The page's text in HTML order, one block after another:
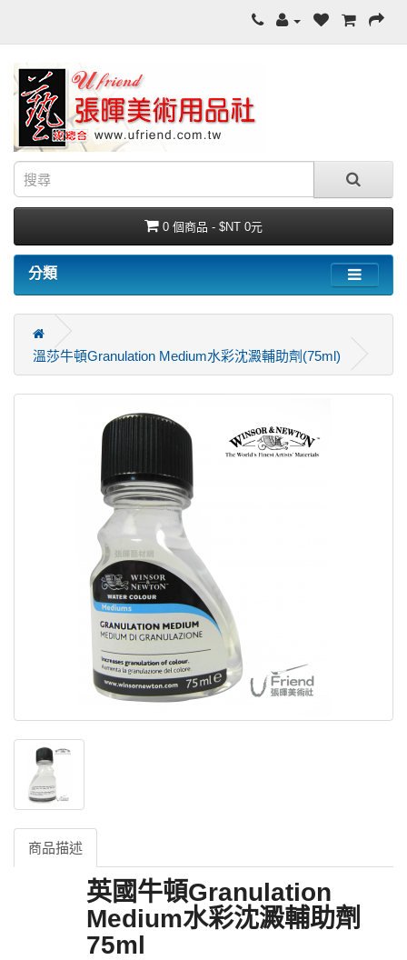
0 個商品 - $NT 0元
分類
溫莎牛頓Granulation Medium水彩沈澱輔助劑(75ml)
商品描述
英國牛頓Granulation
Medium水彩沈澱輔助劑
75ml